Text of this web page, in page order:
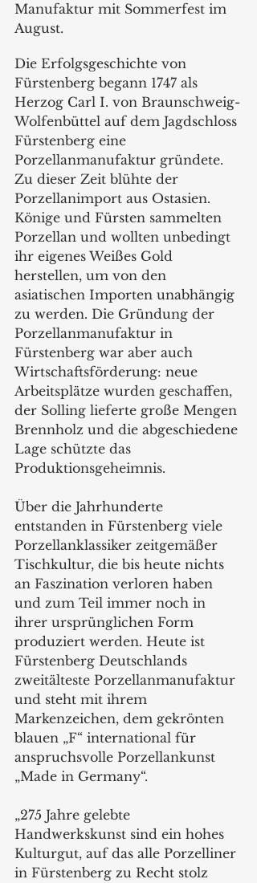
Manufaktur mit Sommerfest im
August.
Die Erfolgsgeschichte von
Fürstenberg begann 1747 als
Herzog Carl I. von Braunschweig-
Wolfenbüttel auf dem Jagdschloss
Fürstenberg eine
Porzellanmanufaktur gründete.
Zu dieser Zeit blühte der
Porzellanimport aus Ostasien.
Könige und Fürsten sammelten
Porzellan und wollten unbedingt
ihr eigenes Weißes Gold
herstellen, um von den
asiatischen Importen unabhängig
zu werden. Die Gründung der
Porzellanmanufaktur in
Fürstenberg war aber auch
Wirtschaftsförderung: neue
Arbeitsplätze wurden geschaffen,
der Solling lieferte große Mengen
Brennholz und die abgeschiedene
Lage schützte das
Produktionsgeheimnis.
Über die Jahrhunderte
entstanden in Fürstenberg viele
Porzellanklassiker zeitgemäßer
Tischkultur, die bis heute nichts
an Faszination verloren haben
und zum Teil immer noch in
ihrer ursprünglichen Form
produziert werden. Heute ist
Fürstenberg Deutschlands
zweitälteste Porzellanmanufaktur
und steht mit ihrem
Markenzeichen, dem gekrönten
blauen „F“ international für
anspruchsvolle Porzellankunst
„Made in Germany“.
„275 Jahre gelebte
Handwerkskunst sind ein hohes
Kulturgut, auf das alle Porzelliner
in Fürstenberg zu Recht stolz